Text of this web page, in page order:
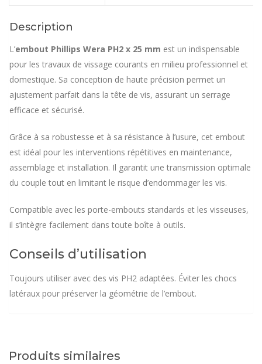
Description
L’embout Phillips Wera PH2 x 25 mm est un indispensable
pour les travaux de vissage courants en milieu professionnel et
domestique. Sa conception de haute précision permet un
ajustement parfait dans la tête de vis, assurant un serrage
efficace et sécurisé.
Grâce à sa robustesse et à sa résistance à l’usure, cet embout
est idéal pour les interventions répétitives en maintenance,
assemblage et installation. Il garantit une transmission optimale
du couple tout en limitant le risque d’endommager les vis.
Compatible avec les porte-embouts standards et les visseuses,
il s’intègre facilement dans toute boîte à outils.
Conseils d’utilisation
Toujours utiliser avec des vis PH2 adaptées. Éviter les chocs
latéraux pour préserver la géométrie de l’embout.
Produits similaires